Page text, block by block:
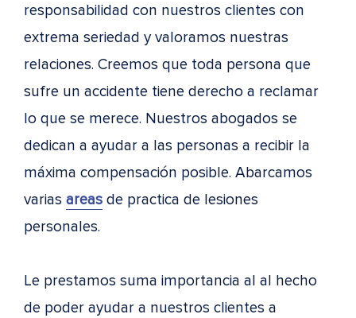
responsabilidad con nuestros clientes con
extrema seriedad y valoramos nuestras
relaciones. Creemos que toda persona que
sufre un accidente tiene derecho a reclamar
lo que se merece. Nuestros abogados se
dedican a ayudar a las personas a recibir la
máxima compensación posible. Abarcamos
varias areas de practica de lesiones
personales.
Le prestamos suma importancia al al hecho
de poder ayudar a nuestros clientes a